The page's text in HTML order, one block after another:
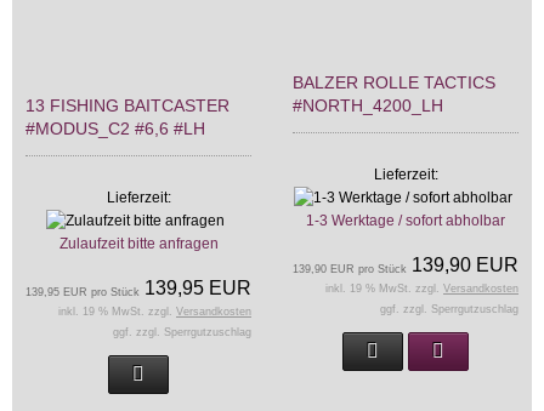
13 FISHING BAITCASTER
#MODUS_C2 #6,6 #LH
Lieferzeit:
Zulaufzeit bitte anfragen
139,95 EUR
139,95 EUR pro Stück
inkl. 19 % MwSt. zzgl. Versandkosten
ggf. zzgl. Sperrgutzuschlag
BALZER ROLLE TACTICS
#NORTH_4200_LH
Lieferzeit:
1-3 Werktage / sofort abholbar
139,90 EUR
139,90 EUR pro Stück
inkl. 19 % MwSt. zzgl. Versandkosten
ggf. zzgl. Sperrgutzuschlag